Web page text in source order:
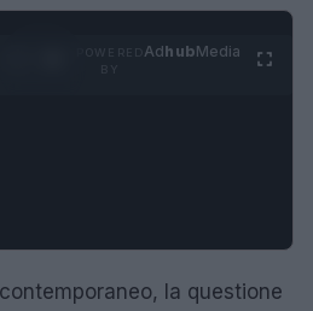
AdhubMedia
la questione